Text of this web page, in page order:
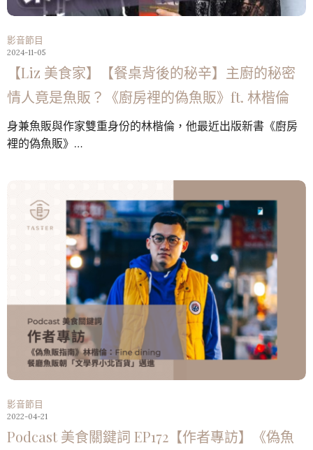
影音節目
2024-11-05
【Liz 美食家】【餐桌背後的秘辛】主廚的秘密
情人竟是魚販？《廚房裡的偽魚販》ft. 林楷倫
身兼魚販與作家雙重身份的林楷倫，他最近出版新書《廚房
裡的偽魚販》…
影音節目
2022-04-21
Podcast 美食關鍵詞 EP172【作者專訪】《偽魚